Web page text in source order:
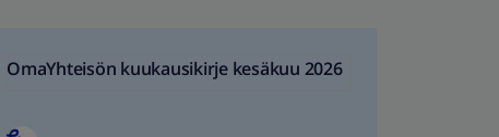
OmaYhteisön kuukausikirje kesäkuu 2026